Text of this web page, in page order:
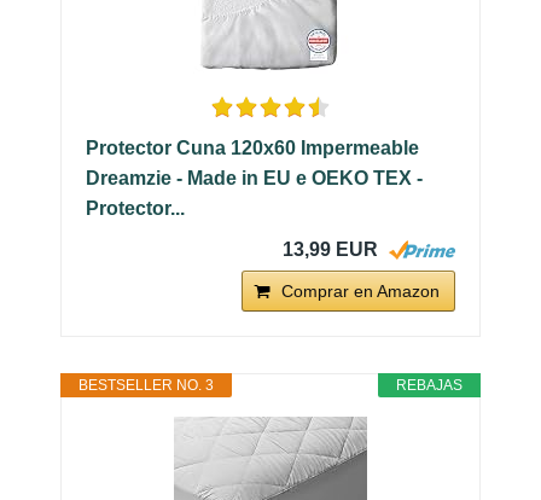
Protector Cuna 120x60 Impermeable
Dreamzie - Made in EU e OEKO TEX -
Protector...
13,99 EUR
Comprar en Amazon
REBAJAS
BESTSELLER NO. 3